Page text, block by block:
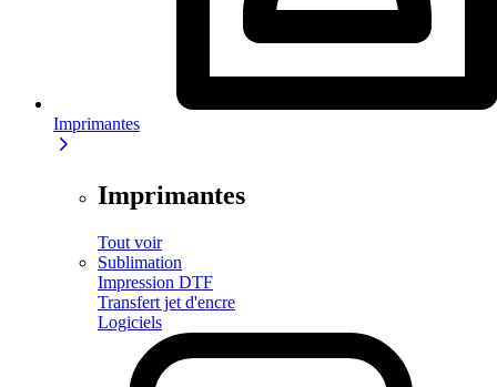
Imprimantes
Imprimantes
Tout voir
Sublimation
Impression DTF
Transfert jet d'encre
Logiciels